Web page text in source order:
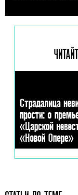
Страдалица
прости: о
«Царской
«Новой Опере»